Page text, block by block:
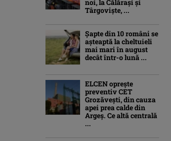
noi, la Călărași și
Târgoviște, ...
Şapte din 10 români se
aşteaptă la cheltuieli
mai mari în august
decât într-o lună ...
ELCEN oprește
preventiv CET
Grozăvești, din cauza
apei prea calde din
Argeș. Ce altă centrală
...